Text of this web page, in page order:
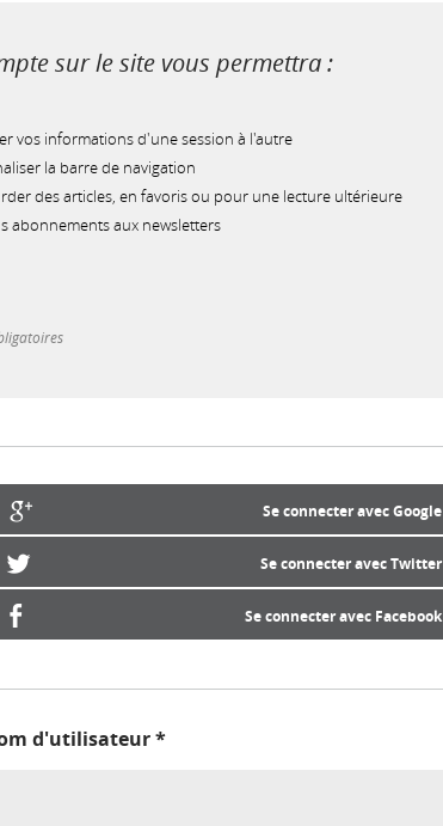
sur le site vous permettra :
vos informations d'une session à l'autre
la barre de navigation
des articles, en favoris ou pour une lecture ultérieure
abonnements aux newsletters
Se connecter avec Google
Se connecter avec Twitter
Se connecter avec Facebook
d'utilisateur*